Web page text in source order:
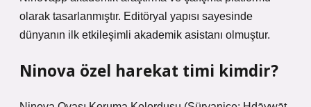
olarak tasarlanmıştır. Editöryal yapısı sayesinde
dünyanın ilk etkileşimli akademik asistanı olmuştur.
Ninova özel harekat timi kimdir?